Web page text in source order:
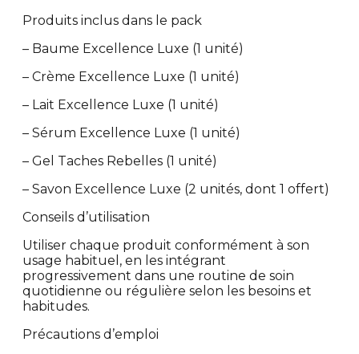
Produits inclus dans le pack
– Baume Excellence Luxe (1 unité)
– Crème Excellence Luxe (1 unité)
– Lait Excellence Luxe (1 unité)
– Sérum Excellence Luxe (1 unité)
– Gel Taches Rebelles (1 unité)
– Savon Excellence Luxe (2 unités, dont 1 offert)
Conseils d’utilisation
Utiliser chaque produit conformément à son
usage habituel, en les intégrant
progressivement dans une routine de soin
quotidienne ou régulière selon les besoins et
habitudes.
Précautions d’emploi